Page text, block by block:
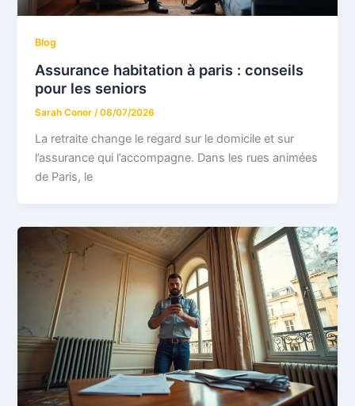
Blog
Assurance habitation à paris : conseils
pour les seniors
Sarah Conor/08/07/2026
La retraite change le regard sur le domicile et sur
l’assurance qui l’accompagne. Dans les rues animées
de Paris, le